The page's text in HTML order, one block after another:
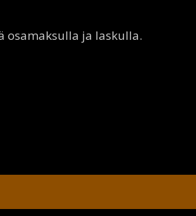
osamaksulla ja laskulla.